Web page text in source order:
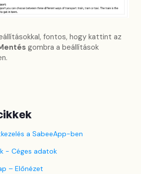
fontos, hogy kattint az
gombra a beállítások
a SabeeApp-ben
- Céges adatok
– Előnézet